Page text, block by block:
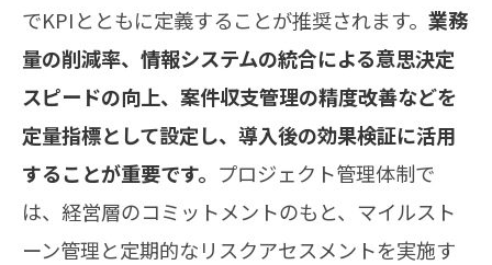
でKPIとともに定義することが推奨されます。 業務
量の削減率、情報システムの統合による意思決定
スピードの向上、案件収支管理の精度改善などを
定量指標として設定し、導入後の効果検証に活用
することが重要です。 プロジェクト管理体制で
は、経営層のコミットメントのもと、マイルスト
ーン管理と定期的なリスクアセスメントを実施す